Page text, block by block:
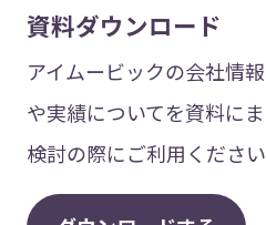
資料ダウンロード
アイムービックの会社情
や実績についてを資料に
検討の際にご利用ください